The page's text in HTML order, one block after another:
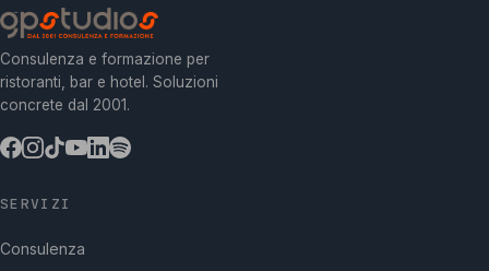
Consulenza e formazione per
ristoranti, bar e hotel. Soluzioni
concrete dal 2001.
SERVIZI
Consulenza